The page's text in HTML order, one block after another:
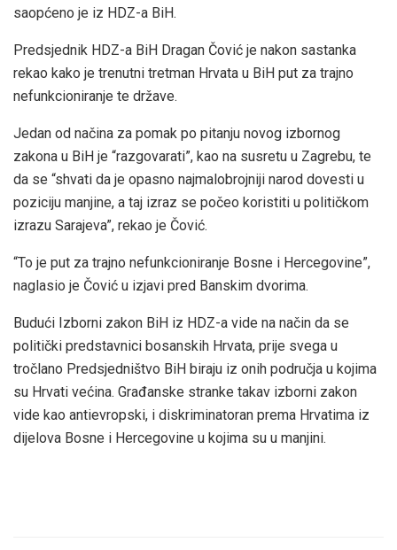
saopćeno je iz HDZ-a BiH.
Predsjednik HDZ-a BiH Dragan Čović je nakon sastanka
rekao kako je trenutni tretman Hrvata u BiH put za trajno
nefunkcioniranje te države.
Jedan od načina za pomak po pitanju novog izbornog
zakona u BiH je “razgovarati”, kao na susretu u Zagrebu, te
da se “shvati da je opasno najmalobrojniji narod dovesti u
poziciju manjine, a taj izraz se počeo koristiti u političkom
izrazu Sarajeva”, rekao je Čović.
“To je put za trajno nefunkcioniranje Bosne i Hercegovine”,
naglasio je Čović u izjavi pred Banskim dvorima.
Budući Izborni zakon BiH iz HDZ-a vide na način da se
politički predstavnici bosanskih Hrvata, prije svega u
tročlano Predsjedništvo BiH biraju iz onih područja u kojima
su Hrvati većina. Građanske stranke takav izborni zakon
vide kao antievropski, i diskriminatoran prema Hrvatima iz
dijelova Bosne i Hercegovine u kojima su u manjini.